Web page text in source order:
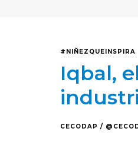
#NIÑEZQUEINSPIRA
Iqbal,
CECODAP /